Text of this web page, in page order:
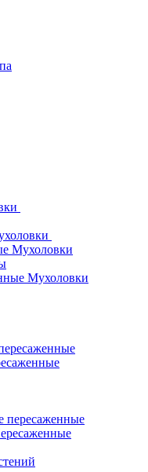
Мухоловки
Мухоловки
пересаженные